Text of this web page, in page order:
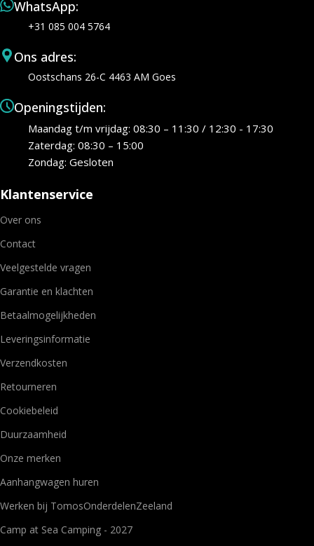
WhatsApp:
+31 085 004 5764
Ons adres:
Oostschans 26-C 4463 AM Goes
Openingstijden:
Maandag t/m vrijdag: 08:30 – 11:30 / 12:30 - 17:30
Zaterdag: 08:30 – 15:00
Zondag: Gesloten
Klantenservice
Over ons
Contact
Veelgestelde vragen
Garantie en klachten
Betaalmogelijkheden
Leveringsinformatie
Verzendkosten
Retourneren
Cookiebeleid
Duurzaamheid
Onze merken
Aanhangwagen huren
Werken bij TomosOnderdelenZeeland
Camp at Sea Camping - 2027